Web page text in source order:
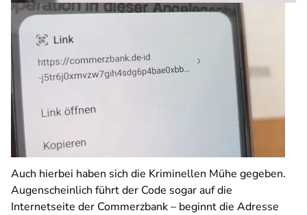
Auch hierbei haben sich die Kriminellen Mühe gegeben.
Augenscheinlich führt der Code sogar auf die
Internetseite der Commerzbank – beginnt die Adresse